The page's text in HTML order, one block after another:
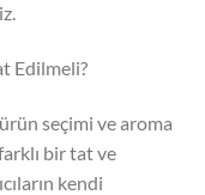
Edilmeli?
seçimi ve aroma
bir tat ve
kendi